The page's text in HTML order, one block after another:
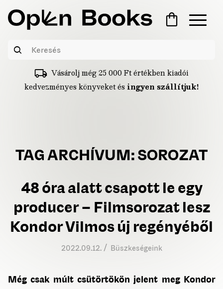
Vásárolj még25 000Ftértékben kiadói
kedvezményes könyveket és ingyen szállítjuk!
TAG ARCHÍVUM: SOROZAT
48 óra alatt csapott le egy
producer – Filmsorozat lesz
Kondor Vilmos új regényéből
2022.09.12. / Büszkeségeink
Még csak múlt csütörtökön jelent meg Kondor